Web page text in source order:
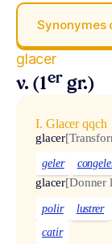
Synonymes
glacer
v. (1er gr.)
I. Glacer qqch
glacer
geler
glacer[Donner
polir lustrer
catir